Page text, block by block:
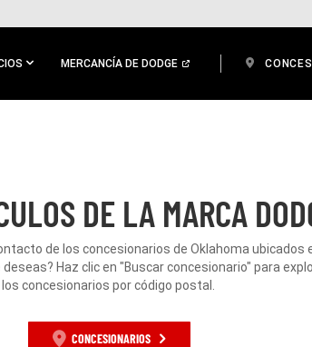
MERCANCÍA DE DODGE
DE LA MARCA
de los concesionarios de Oklahoma ubicados
deseas? Haz clic en "Buscar concesionario" para
los concesionarios por código postal.
CONCESIONARIOS